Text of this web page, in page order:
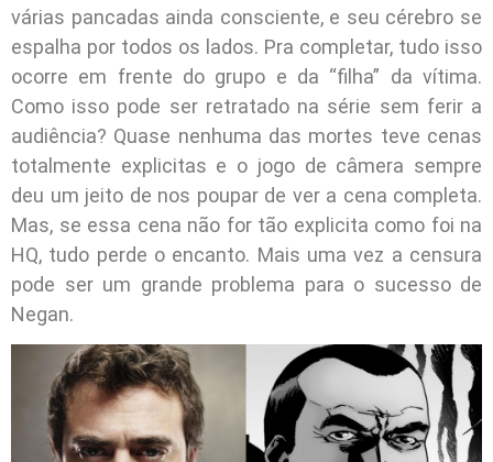
várias pancadas ainda consciente, e seu cérebro se
espalha por todos os lados. Pra completar, tudo isso
ocorre em frente do grupo e da “filha” da vítima.
Como isso pode ser retratado na série sem ferir a
audiência? Quase nenhuma das mortes teve cenas
totalmente explicitas e o jogo de câmera sempre
deu um jeito de nos poupar de ver a cena completa.
Mas, se essa cena não for tão explicita como foi na
HQ, tudo perde o encanto. Mais uma vez a censura
pode ser um grande problema para o sucesso de
Negan.